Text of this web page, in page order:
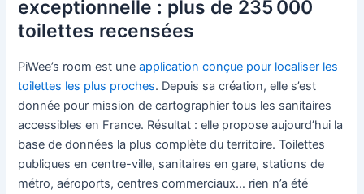
exceptionnelle : plus de 235 000
toilettes recensées
PiWee’s room est uneapplication conçue pour localiser les
toilettes les plus proches. Depuis sa création, elle s’est
donnée pour mission de cartographier tous les sanitaires
accessibles en France. Résultat : elle propose aujourd’hui la
base de données la plus complète du territoire. Toilettes
publiques en centre-ville, sanitaires en gare, stations de
métro, aéroports, centres commerciaux… rien n’a été